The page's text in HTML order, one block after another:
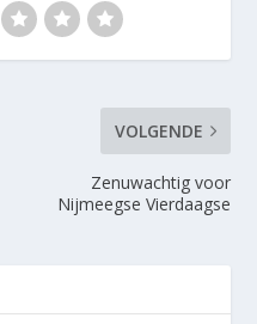
VOLGENDE
Zenuwachtig voor
Nijmeegse Vierdaagse